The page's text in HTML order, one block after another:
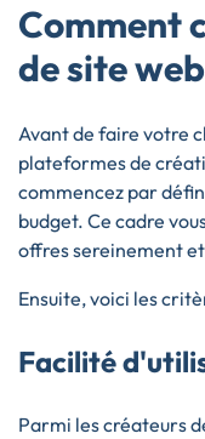
Comment
de site
Avant de faire votre
plateformes de
commencez par
budget. Ce cadre
offres sereinement
Ensuite, voici les
Facilité
Parmi les créateurs